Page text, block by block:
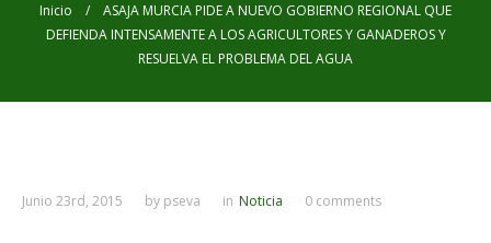
Inicio / ASAJA MURCIA PIDE A NUEVO GOBIERNO REGIONAL QUE
DEFIENDA INTENSAMENTE A LOS AGRICULTORES Y GANADEROS Y
RESUELVA EL PROBLEMA DEL AGUA
Junio 23rd, 2015 by pseva in Noticia 0 comments